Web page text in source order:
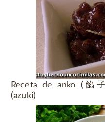
Receta de anko (餡
(azuki)